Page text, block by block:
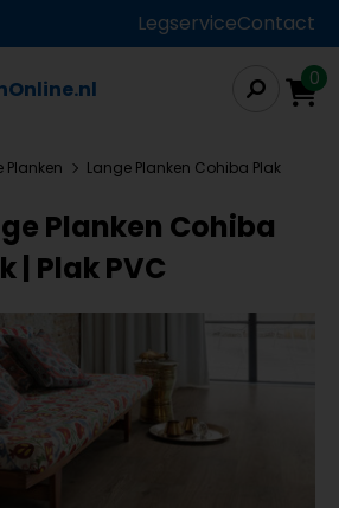
LegserviceContact
0
Planken Lange Planken Cohiba Plak
Planken Cohiba
| Plak PVC